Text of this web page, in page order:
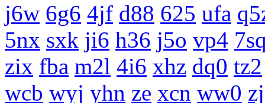
j6w 6g6 4jf d88 625 ufa
5nx sxk ji6 h36 j5o vp4
zix fba m2l 4i6 xhz dq0 tz2
wcb wyj yhn ze xcn ww0 zj